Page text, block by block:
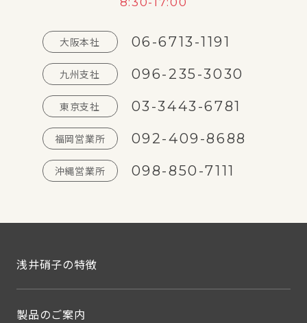
大阪本社 06-6713-1191
九州支社 096-235-3030
東京支社 03-3443-6781
福岡営業所 092-409-8688
沖縄営業所 098-850-7111
浅井硝子の特徴
製品のご案内